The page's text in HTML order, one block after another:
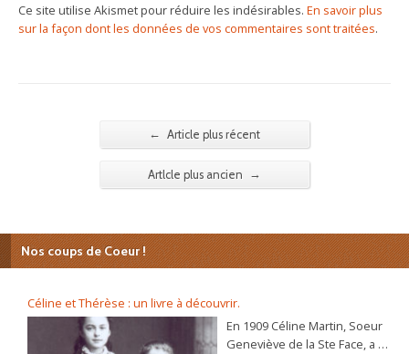
Ce site utilise Akismet pour réduire les indésirables. En savoir plus
sur la façon dont les données de vos commentaires sont traitées.
← Article plus récent
Artlcle plus ancien →
Nos coups de Coeur !
Céline et Thérèse : un livre à découvrir.
En 1909 Céline Martin, Soeur
Geneviève de la Ste Face, a 40